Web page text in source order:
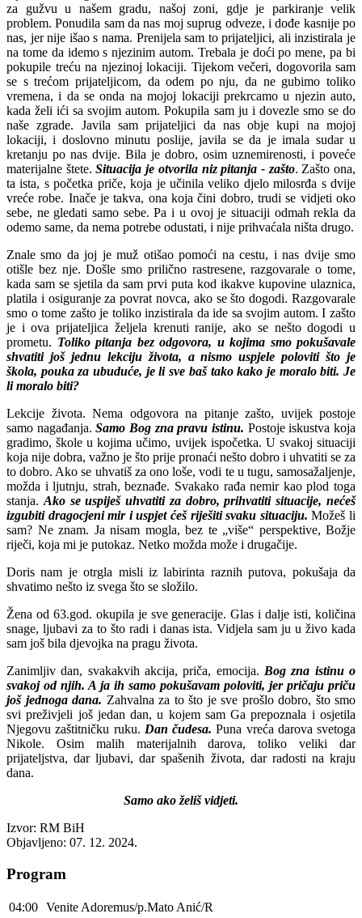
za gužvu u našem gradu, našoj zoni, gdje je parkiranje velik
problem. Ponudila sam da nas moj suprug odveze, i dođe kasnije po
nas, jer nije išao s nama. Prenijela sam to prijateljici, ali inzistirala je
na tome da idemo s njezinim autom. Trebala je doći po mene, pa bi
pokupile treću na njezinoj lokaciji. Tijekom večeri, dogovorila sam
se s trećom prijateljicom, da odem po nju, da ne gubimo toliko
vremena, i da se onda na mojoj lokaciji prekrcamo u njezin auto,
kada želi ići sa svojim autom. Pokupila sam ju i dovezle smo se do
naše zgrade. Javila sam prijateljici da nas obje kupi na mojoj
lokaciji, i doslovno minutu poslije, javila se da je imala sudar u
kretanju po nas dvije. Bila je dobro, osim uznemirenosti, i poveće
materijalne štete.Situacija je otvorila niz pitanja - zašto. Zašto ona,
ta ista, s početka priče, koja je učinila veliko djelo milosrđa s dvije
vreće robe. Inače je takva, ona koja čini dobro, trudi se vidjeti oko
sebe, ne gledati samo sebe. Pa i u ovoj je situaciji odmah rekla da
odemo same, da nema potrebe odustati, i nije prihvaćala ništa drugo.
Znale smo da joj je muž otišao pomoći na cestu, i nas dvije smo
otišle bez nje. Došle smo prilično rastresene, razgovarale o tome,
kada sam se sjetila da sam prvi puta kod ikakve kupovine ulaznica,
platila i osiguranje za povrat novca, ako se što dogodi. Razgovarale
smo o tome zašto je toliko inzistirala da ide sa svojim autom. I zašto
je i ova prijateljica željela krenuti ranije, ako se nešto dogodi u
prometu. Toliko pitanja bez odgovora, u kojima smo pokušavale
shvatiti još jednu lekciju života, a nismo uspjele poloviti što je
škola, pouka za ubuduće, je li sve baš tako kako je moralo biti. Je
li moralo biti?
Lekcije života. Nema odgovora na pitanje zašto, uvijek postoje
samo nagađanja.Samo Bog zna pravu istinu. Postoje iskustva koja
gradimo, škole u kojima učimo, uvijek ispočetka. U svakoj situaciji
koja nije dobra, važno je što prije pronaći nešto dobro i uhvatiti se za
to dobro. Ako se uhvatiš za ono loše, vodi te u tugu, samosažaljenje,
možda i ljutnju, strah, beznađe. Svakako rađa nemir kao plod toga
stanja. Ako se uspiješ uhvatiti za dobro, prihvatiti situacije, nećeš
izgubiti dragocjeni mir i uspjet ćeš riješiti svaku situaciju. Možeš li
sam? Ne znam. Ja nisam mogla, bez te „više“ perspektive, Božje
riječi, koja mi je putokaz. Netko možda može i drugačije.
Doris nam je otrgla misli iz labirinta raznih putova, pokušaja da
shvatimo nešto iz svega što se složilo.
Žena od 63.god. okupila je sve generacije. Glas i dalje isti, količina
snage, ljubavi za to što radi i danas ista. Vidjela sam ju u živo kada
sam još bila djevojka na pragu života.
Zanimljiv dan, svakakvih akcija, priča, emocija. Bog zna istinu o
svakoj od njih. A ja ih samo pokušavam poloviti, jer pričaju priču
još jednoga dana. Zahvalna za to što je sve prošlo dobro, što smo
svi preživjeli još jedan dan, u kojem sam Ga prepoznala i osjetila
Njegovu zaštitničku ruku. Dan čudesa. Puna vreća darova svetoga
Nikole. Osim malih materijalnih darova, toliko veliki dar
prijateljstva, dar ljubavi, dar spašenih života, dar radosti na kraju
dana.
Samo ako želiš vidjeti.
Izvor: RM BiH
Objavljeno: 07. 12. 2024.
Program
04:00 Venite Adoremus/p.Mato Anić/R